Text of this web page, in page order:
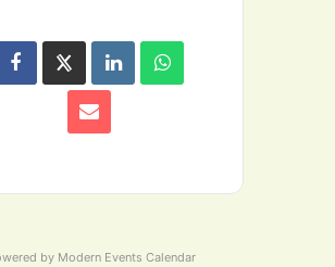
by Modern Events Calendar